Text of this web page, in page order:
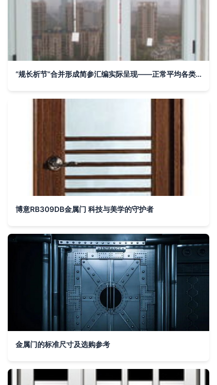
“规长析节”合并形成简参汇编实际呈现——正常平均各类区间简=下表
博意RB309DB金属门 科技与美学的守护者
金属门的标准尺寸及选购参考